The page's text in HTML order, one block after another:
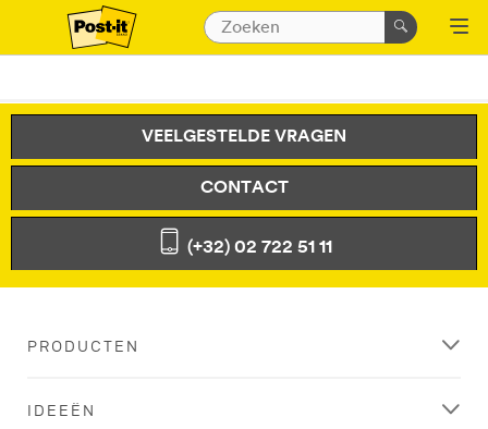
VEELGESTELDE VRAGEN
CONTACT
(+32) 02 722 51 11
PRODUCTEN
IDEEËN